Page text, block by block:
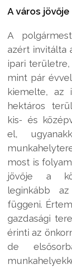
A város
A
azért invitálta
ipari
mint pár
kiemelte, az
hektáros
kis- és
el,
most is
jövője a
leginkább
függeni.
gazdasági
érinti az
de